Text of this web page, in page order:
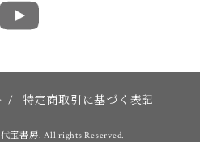
/ 特定商取引に基づく表記
宝書房. All rights Reserved.